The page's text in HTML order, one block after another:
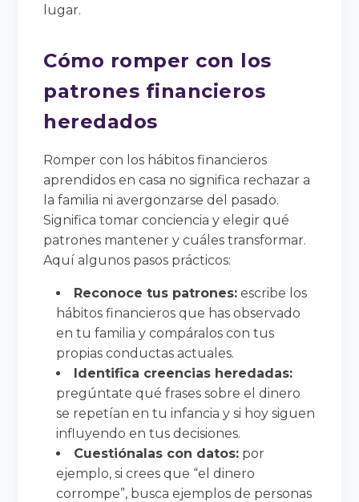
lugar.
Cómo romper con los
patrones financieros
heredados
Romper con los hábitos financieros
aprendidos en casa no significa rechazar a
la familia ni avergonzarse del pasado.
Significa tomar conciencia y elegir qué
patrones mantener y cuáles transformar.
Aquí algunos pasos prácticos:
Reconoce tus patrones: escribe los
hábitos financieros que has observado
en tu familia y compáralos con tus
propias conductas actuales.
Identifica creencias heredadas:
pregúntate qué frases sobre el dinero
se repetían en tu infancia y si hoy siguen
influyendo en tus decisiones.
Cuestiónalas con datos: por
ejemplo, si crees que “el dinero
corrompe”, busca ejemplos de personas